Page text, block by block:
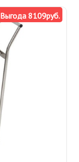
Выгода 8109руб.